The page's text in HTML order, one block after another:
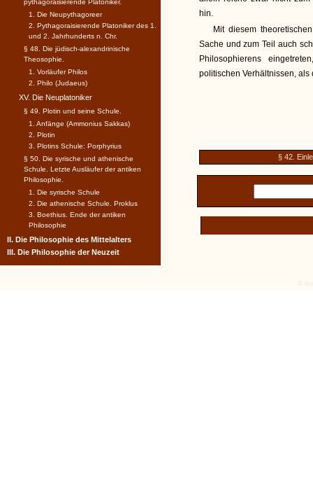
hin.
Mit diesem
Sache und zum Teil auch
Philosophierens
politischen Verhältnissen,
§ 42.
pythagoraisierende Platoniker.
1. Die Neupythagoreer
2. Pythagoraisierende Platoniker des 1.
und 2. Jahrhunderts n. Chr.
§ 48. Die jüdisch-alexandrinische
Theosophie.
1. Vorläufer Philos
2. Philo (Judaeus)
XV. Die Neuplatoniker
§ 49. Plotin und seine Schule.
1. Anfänge (Ammonius Sakkas)
2. Plotin
3. Plotins Schule: Porphyrius
§ 50. Die syrische und athenische
Schule. Letzte Ausläufer der antiken
Philosophie.
1. Die syrische Schule
2. Die athenische Schule. Proklus
3. Boethius. Ende der antiken
Philosophie
II. Die Philosophie des Mittelalters
III. Die Philosophie der Neuzeit